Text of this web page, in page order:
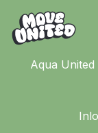
Aqua United